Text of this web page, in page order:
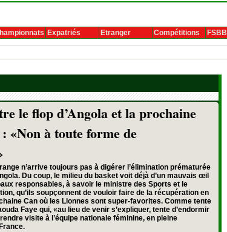
Expatriés Etranger Compétitions FSBB
le flop d’Angola et la prochaine
«Non à toute forme de
n’arrive toujours pas à digérer l’élimination prématurée
Du coup, le milieu du basket voit déjà d’un mauvais œil
responsables, à savoir le ministre des Sports et le
qu’ils soupçonnent de vouloir faire de la récupération en
Can où les Lionnes sont super-favorites. Comme tente
Faye qui, «au lieu de venir s’expliquer, tente d’endormir
visite à l’équipe nationale féminine, en pleine